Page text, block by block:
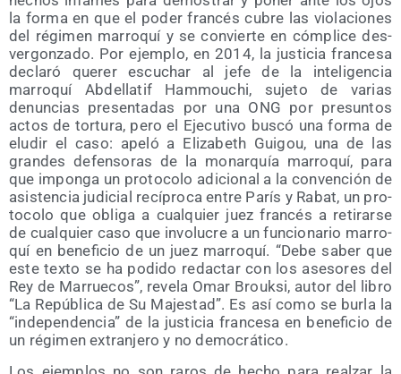
la for­ma en que el poder fran­cés cubre las vio­la­cio­nes
del régi­men marro­quí y se con­vier­te en cóm­pli­ce des­
ver­gon­za­do. Por ejem­plo, en 2014, la jus­ti­cia fran­ce­sa
decla­ró que­rer escu­char al jefe de la inte­li­gen­cia
marro­quí Abde­lla­tif Ham­mou­chi, suje­to de varias
denun­cias pre­sen­ta­das por una ONG por pre­sun­tos
actos de tor­tu­ra, pero el Eje­cu­ti­vo bus­có una for­ma de
elu­dir el caso: ape­ló a Eli­za­beth Gui­gou, una de las
gran­des defen­so­ras de la monar­quía marro­quí, para
que impon­ga un pro­to­co­lo adi­cio­nal a la con­ven­ción de
asis­ten­cia judi­cial recí­pro­ca entre París y Rabat, un pro­
to­co­lo que obli­ga a cual­quier juez fran­cés a reti­rar­se
de cual­quier caso que invo­lu­cre a un fun­cio­na­rio marro­
quí en bene­fi­cio de un juez marro­quí. “Debe saber que
este tex­to se ha podi­do redac­tar con los ase­so­res del
Rey de Marrue­cos”, reve­la Omar Brouk­si, autor del libro
“La Repú­bli­ca de Su Majes­tad”. Es así como se bur­la la
“inde­pen­den­cia” de la jus­ti­cia fran­ce­sa en bene­fi­cio de
un régi­men extran­je­ro y no democrático.